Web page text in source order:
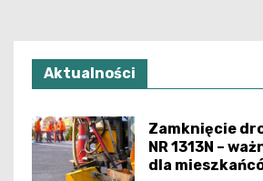
Aktualności
Zamknięcie
NR 1313N –
dla